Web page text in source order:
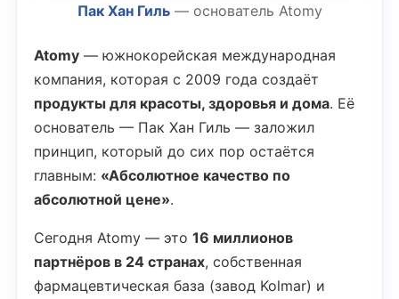
Пак Хан Гиль— основатель Atomy
Atomy — южнокорейская международная
компания, которая с 2009 года создаёт
продукты для красоты, здоровья и дома. Её
основатель — Пак Хан Гиль — заложил
принцип, который до сих пор остаётся
главным: «Абсолютное качество по
абсолютной цене».
Сегодня Atomy — это16 миллионов
партнёров в 24 странах, собственная
фармацевтическая база (завод Kolmar) и